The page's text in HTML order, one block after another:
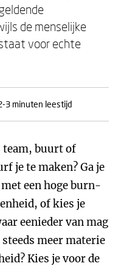
de menselijke
voor echte
3 minuten leestijd
team, buurt of
je te maken? Ga je
een hoge burn-
of kies je
eenieder van mag
meer materie
Kies je voor de